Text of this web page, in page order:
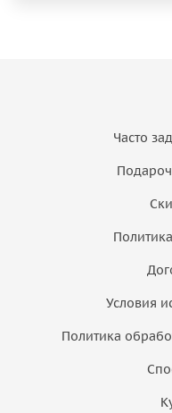
Часто
Условия
Политика